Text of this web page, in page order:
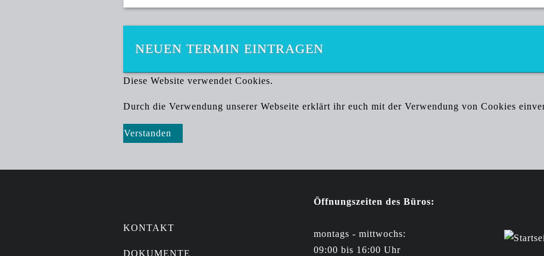
NEUEN TERMIN EINTRAGEN
Diese Website verwendet Cookies.
Durch die Verwendung unserer Webseite erklärt ihr euch mit der Verwendung von Cookies
Verstanden
KONTAKT
DOKUMENTE
Öffnungszeiten des Büros:
montags - mittwochs:
09:00 bis 16:00 Uhr